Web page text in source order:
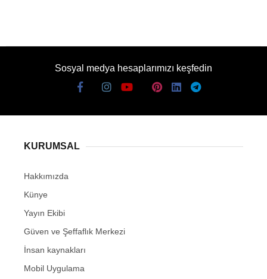
Sosyal medya hesaplarımızı keşfedin
KURUMSAL
Hakkımızda
Künye
Yayın Ekibi
Güven ve Şeffaflık Merkezi
İnsan kaynakları
Mobil Uygulama